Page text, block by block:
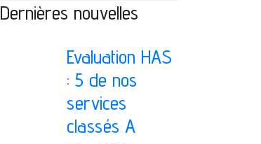
Dernières nouvelles
Evaluation HAS
: 5 de nos
services
classés A